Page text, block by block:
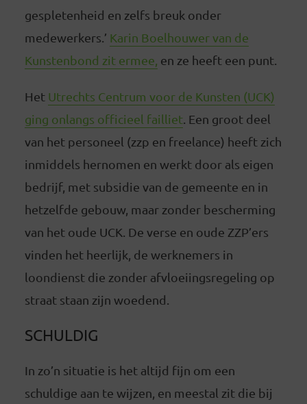
gespletenheid en zelfs breuk onder
medewerkers.’ Karin Boelhouwer van de
Kunstenbond zit ermee, en ze heeft een punt.
Het Utrechts Centrum voor de Kunsten (UCK)
ging onlangs officieel failliet. Een groot deel
van het personeel (zzp en freelance) heeft zich
inmiddels hernomen en werkt door als eigen
bedrijf, met subsidie van de gemeente en in
hetzelfde gebouw, maar zonder bescherming
van het oude UCK. De verse en oude ZZP’ers
vinden het heerlijk, de werknemers in
loondienst die zonder afvloeiingsregeling op
straat staan zijn woedend.
SCHULDIG
In zo’n situatie is het altijd fijn om een
schuldige aan te wijzen, en meestal zit die bij